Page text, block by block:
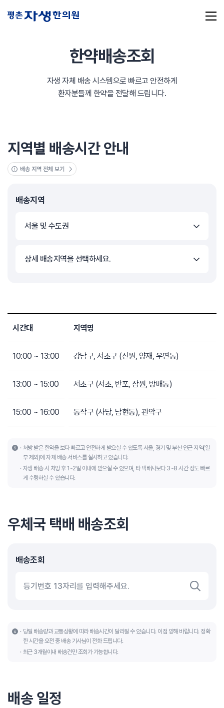
#초음파약침 #척추압박골절
한약배송조회
자생 자체 배송 시스템으로 빠르고 안전하게
환자분들께 한약을 전달해 드립니다.
지역별 배송시간 안내
배송 지역 전체 보기
배송지역
서울 및 수도권
상세 배송지역을 선택하세요.
시간대 지역명
10:00 ~ 13:00 강남구, 서초구 (신원, 양재, 우면동)
13:00 ~ 15:00 서초구 (서초, 반포, 잠원, 방배동)
15:00 ~ 16:00 동작구 (사당, 남현동), 관악구
처방 받은 한약을 보다 빠르고 안전하게 받으실 수 있도록 서울, 경기 및 부산 인근 지역(일
부 제외)에 자체 배송 서비스를 실시하고 있습니다.
자생 배송 시 처방 후 1~2일 이내에 받으실 수 있으며, 타 택배사보다 3~8 시간 정도 빠르
게 수령하실 수 있습니다.
우체국 택배 배송조회
배송조회
당일 배송량과 교통상황에 따라 배송시간이 달라질 수 있습니다. 이점 양해 바랍니다. 정확
한 시간을 오전 중 배송 기사님이 전화 드립니다.
최근 3개월이내 배송건만 조회가 가능합니다.
배송 일정